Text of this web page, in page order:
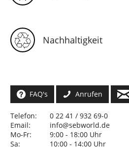
Nachhaltigkeit
FAQ's Anrufen
Telefon:
0 22 41 / 932 69-0
Email:
info@sebworld.de
Mo-Fr:
9:00 - 18:00 Uhr
Sa:
10:00 - 14:00 Uhr